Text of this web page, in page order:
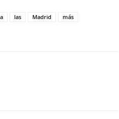
las Madrid
más